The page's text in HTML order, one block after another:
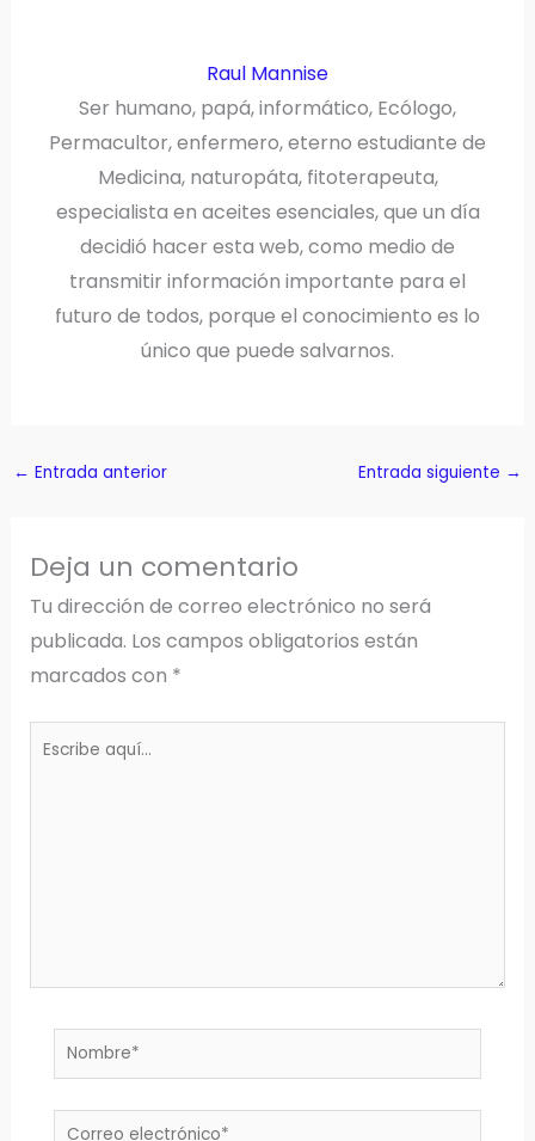
Raul Mannise
Ser humano, papá, informático, Ecólogo,
Permacultor, enfermero, eterno estudiante de
Medicina, naturopáta, fitoterapeuta,
especialista en aceites esenciales, que un día
decidió hacer esta web, como medio de
transmitir información importante para el
futuro de todos, porque el conocimiento es lo
único que puede salvarnos.
← Entrada anterior Entrada siguiente →
Deja un comentario
Tu dirección de correo electrónico no será
publicada. Los campos obligatorios están
marcados con *
Escribe
Nombre*
Correo